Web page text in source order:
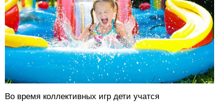
Во время коллективных игр дети учатся